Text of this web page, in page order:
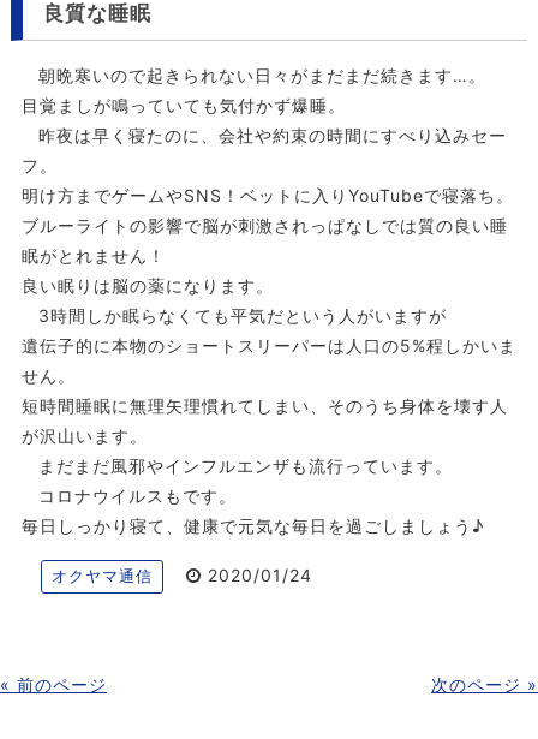
良質な睡眠
朝晩寒いので起きられない日々がまだまだ続きます…。
目覚ましが鳴っていても気付かず爆睡。
昨夜は早く寝たのに、会社や約束の時間にすべり込みセー
フ。
明け方までゲームやSNS！ベットに入りYouTubeで寝落ち。
ブルーライトの影響で脳が刺激されっぱなしでは質の良い睡
眠がとれません！
良い眠りは脳の薬になります。
3時間しか眠らなくても平気だという人がいますが
遺伝子的に本物のショートスリーパーは人口の5%程しかいま
せん。
短時間睡眠に無理矢理慣れてしまい、そのうち身体を壊す人
が沢山います。
まだまだ風邪やインフルエンザも流行っています。
コロナウイルスもです。
毎日しっかり寝て、健康で元気な毎日を過ごしましょう♪
オクヤマ通信 2020/01/24
« 前のページ 次のページ »